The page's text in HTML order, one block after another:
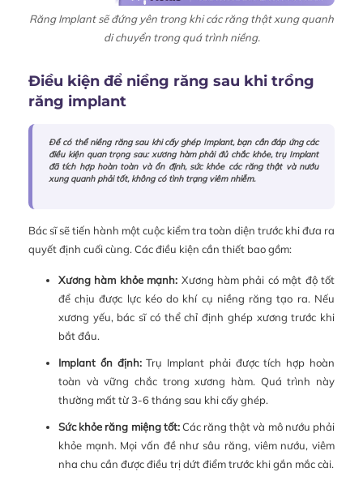
Răng Implant sẽ đứng yên trong khi các răng thật xung quanh
di chuyển trong quá trình niềng.
Điều kiện để niềng răng sau khi trồng
răng implant
Để có thể niềng răng sau khi cấy ghép Implant, bạn cần đáp ứng các
điều kiện quan trọng sau: xương hàm phải đủ chắc khỏe, trụ Implant
đã tích hợp hoàn toàn và ổn định, sức khỏe các răng thật và nướu
xung quanh phải tốt, không có tình trạng viêm nhiễm.
Bác sĩ sẽ tiến hành một cuộc kiểm tra toàn diện trước khi đưa ra
quyết định cuối cùng. Các điều kiện cần thiết bao gồm:
Xương hàm khỏe mạnh: Xương hàm phải có mật độ tốt
để chịu được lực kéo do khí cụ niềng răng tạo ra. Nếu
xương yếu, bác sĩ có thể chỉ định ghép xương trước khi
bắt đầu.
Implant ổn định:Trụ Implant phải được tích hợp hoàn
toàn và vững chắc trong xương hàm. Quá trình này
thường mất từ 3-6 tháng sau khi cấy ghép.
Sức khỏe răng miệng tốt:Các răng thật và mô nướu phải
khỏe mạnh. Mọi vấn đề như sâu răng, viêm nướu, viêm
nha chu cần được điều trị dứt điểm trước khi gắn mắc cài.